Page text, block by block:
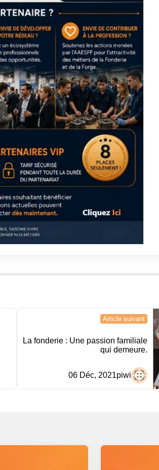
Article suivant
La fonderie : Une passion familiale
qui demeure.
piwi
06 Déc, 2021